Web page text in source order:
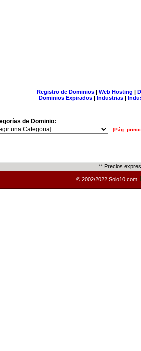
Registro de Dominios| Web Hosting |
Dominios Expirados | Industrias |
de Dominio:
[Pág.
** Precios
© 2002/2022 Solo10.com